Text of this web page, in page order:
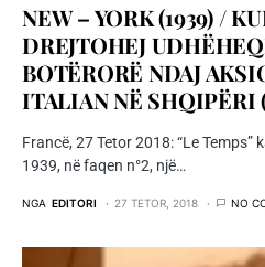
NEW – YORK (1939) /
DREJTOHEJ
BOTËRORË NDAJ
ITALIAN NË SHQIPËRI
Francë, 27 Tetor 2018: “Le
1939, në faqen n°2, një…
NGA EDITORI 27 TETOR, 2018 NO